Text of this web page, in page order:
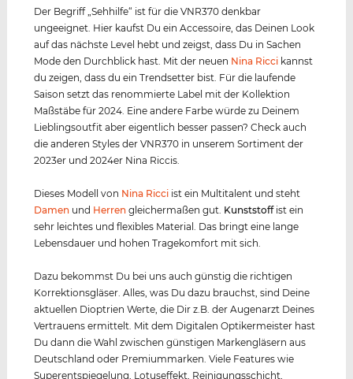
Der Begriff „Sehhilfe“ ist für die VNR370 denkbar
ungeeignet. Hier kaufst Du ein Accessoire, das Deinen Look
auf das nächste Level hebt und zeigst, dass Du in Sachen
Mode den Durchblick hast. Mit der neuen Nina Ricci kannst
du zeigen, dass du ein Trendsetter bist. Für die laufende
Saison setzt das renommierte Label mit der Kollektion
Maßstäbe für 2024. Eine andere Farbe würde zu Deinem
Lieblingsoutfit aber eigentlich besser passen? Check auch
die anderen Styles der VNR370 in unserem Sortiment der
2023er und 2024er Nina Riccis.
Dieses Modell von Nina Ricci ist ein Multitalent und steht
Damen und Herren gleichermaßen gut. Kunststoffist ein
sehr leichtes und flexibles Material. Das bringt eine lange
Lebensdauer und hohen Tragekomfort mit sich.
Dazu bekommst Du bei uns auch günstig die richtigen
Korrektionsgläser. Alles, was Du dazu brauchst, sind Deine
aktuellen Dioptrien Werte, die Dir z.B. der Augenarzt Deines
Vertrauens ermittelt. Mit dem Digitalen Optikermeister hast
Du dann die Wahl zwischen günstigen Markengläsern aus
Deutschland oder Premiummarken. Viele Features wie
Superentspiegelung, Lotuseffekt, Reinigungsschicht,